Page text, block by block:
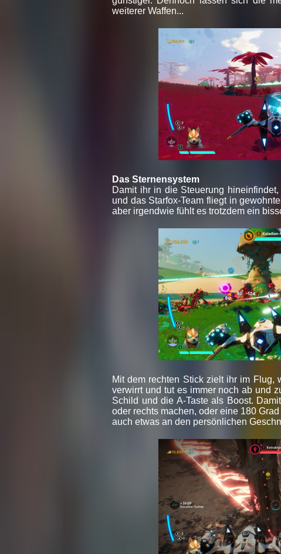
weiterer Waffen...
Das Sternensystem
Damit ihr in die Steuerung
und das Starfox-Team fliegt in
aber irgendwie fühlt es trotzdem ein
Mit dem rechten Stick zielt ihr im Flug,
verwirrt und tut es immer noch ab und
Schild und die A-Taste als Boost.
oder rechts machen, oder eine 180
auch etwas an den persönlichen